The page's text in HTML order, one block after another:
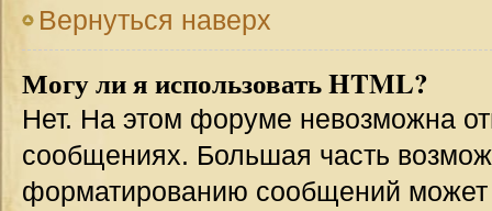
Вернуться наверх
Могу ли я использовать HTML?
Нет. На этом форуме невозможна
сообщениях. Большая часть
форматированию сообщений может